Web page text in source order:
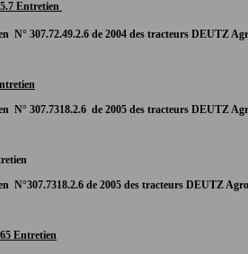
Entretien
N° 307.72.49.2.6 de 2004 des tracteurs DEUTZ
N° 307.7318.2.6 de 2005 des tracteurs DEUTZ
N°307.7318.2.6 de 2005 des tracteurs DEUTZ
Entretien